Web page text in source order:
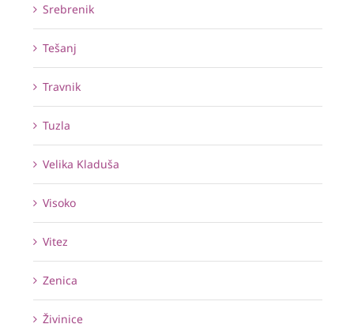
Srebrenik
Tešanj
Travnik
Tuzla
Velika Kladuša
Visoko
Vitez
Zenica
Živinice